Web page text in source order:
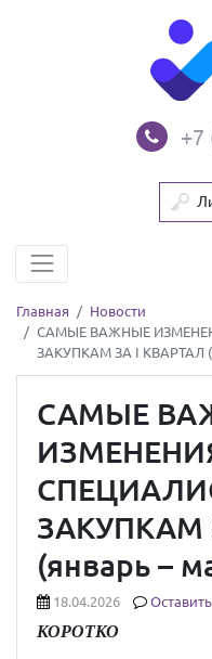
+7
Главная
Новости
САМЫЕ ВАЖНЫЕ
ЗАКУПКАМ ЗА I КВАРТАЛ
САМЫЕ
ЗАКУПКАМ
(январь –
18.04.2026
КОРОТКО